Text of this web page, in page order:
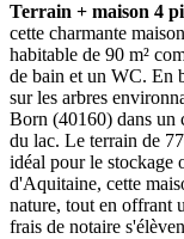
Terrain + maison 4
cette charmante
habitable de 90 m²
de bain et un WC. En
sur les arbres
Born (40160) dans un
du lac. Le terrain de
idéal pour le stockage
d'Aquitaine, cette
nature, tout en offrant
frais de notaire